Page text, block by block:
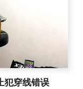
犯穿线错误